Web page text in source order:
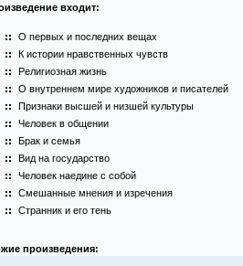
входит:
О первых и последних вещах
К истории нравственных чувств
Религиозная жизнь
О внутреннем мире художников и писателей
Признаки высшей и низшей культуры
Человек в общении
Брак и семья
Вид на государство
Человек наедине с собой
Смешанные мнения и изречения
Странник и его тень
произведения: